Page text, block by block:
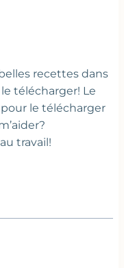
recettes dans
télécharger! Le
le télécharger
travail!